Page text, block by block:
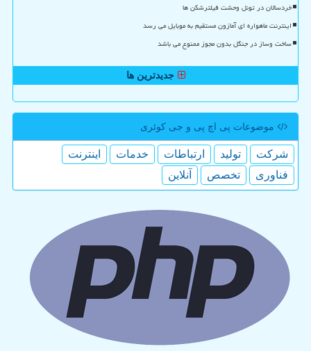
خردسالان در تونل وحشت فیلترشکن ها
اینترنت ماهواره ای آمازون مستقیم به موبایل می رسد
ساخت وساز در جنگل بدون مجوز ممنوع می باشد
جدیدترین ها
موضوعات پی اچ پی و جی كوئری
شركت تولید ارتباطات خدمات
اینترنت
فناوری
تخصص آنلاین